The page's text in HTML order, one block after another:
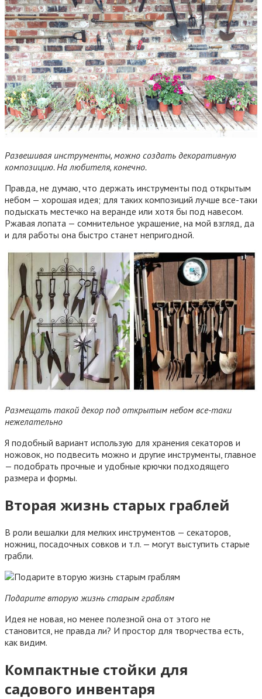
Развешивая инструменты, можно создать декоративную
композицию. На любителя, конечно.
Правда, не думаю, что держать инструменты под открытым
небом — хорошая идея; для таких композиций лучше все-таки
подыскать местечко на веранде или хотя бы под навесом.
Ржавая лопата — сомнительное украшение, на мой взгляд, да
и для работы она быстро станет непригодной.
Размещать такой декор под открытым небом все-таки
нежелательно
Я подобный вариант использую для хранения секаторов и
ножовок, но подвесить можно и другие инструменты, главное
— подобрать прочные и удобные крючки подходящего
размера и формы.
Вторая жизнь старых граблей
В роли вешалки для мелких инструментов — секаторов,
ножниц, посадочных совков и т.п. — могут выступить старые
грабли.
Подарите вторую жизнь старым граблям
Идея не новая, но менее полезной она от этого не
становится, не правда ли? И простор для творчества есть,
как видим.
Компактные стойки для
садового инвентаря